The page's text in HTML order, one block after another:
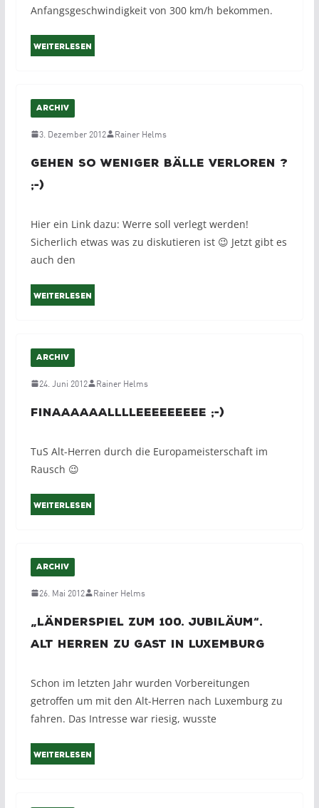
Anfangsgeschwindigkeit von 300 km/h bekommen.
Weiterlesen
ARCHIV
3. Dezember 2012 Rainer Helms
Gehen so weniger Bälle verloren ?
;-)
Hier ein Link dazu: Werre soll verlegt werden!
Sicherlich etwas was zu diskutieren ist 😉 Jetzt gibt es
auch den
Weiterlesen
ARCHIV
24. Juni 2012 Rainer Helms
Finaaaaaalllleeeeeeeee ;-)
TuS Alt-Herren durch die Europameisterschaft im
Rausch 😉
Weiterlesen
ARCHIV
26. Mai 2012 Rainer Helms
„Länderspiel zum 100. Jubiläum“.
Alt Herren zu Gast in Luxemburg
Schon im letzten Jahr wurden Vorbereitungen
getroffen um mit den Alt-Herren nach Luxemburg zu
fahren. Das Intresse war riesig, wusste
Weiterlesen